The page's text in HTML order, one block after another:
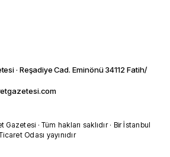
· Reşadiye Cad. Eminönü 34112 Fatih/
· Tüm hakları saklıdır · Bir İstanbul
Odası yayınıdır